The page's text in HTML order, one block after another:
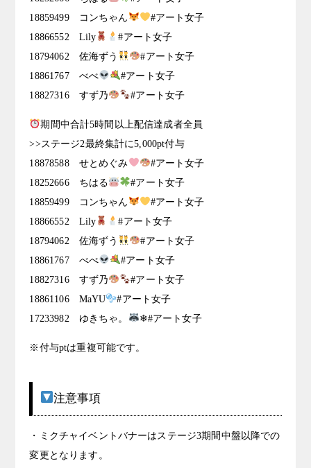
18859499 コンちゃん
#アート女子
18866552 Lily
#アート女子
18794062 佐海ずう
#アート女子
18861767 べべ
#アート女子
18827316 すず乃
#アート女子
期間中合計5時間以上配信達成者全員
>>ステージ2最終集計に5,000pt付与
18878588 せとめぐみ
#アート女子
18252666 ちはる
#アート女子
18859499 コンちゃん
#アート女子
18866552 Lily
#アート女子
18794062 佐海ずう
#アート女子
18861767 べべ
#アート女子
18827316 すず乃
#アート女子
18861106 MaYU
#アート女子
17233982 ゆきちゃ。
❄#アート女子
※付与ptは重複可能です。
注意事項
・ミクチャイベントバナーはステージ3期間中盤以降での
変更となります。